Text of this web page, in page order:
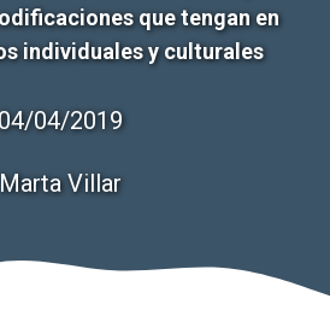
que tengan en
individuales y culturales
04/04/2019
Marta Villar